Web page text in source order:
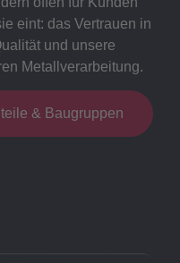
eint: das Vertrauen in
und unsere
Metallverarbeitung.
& Baugruppen